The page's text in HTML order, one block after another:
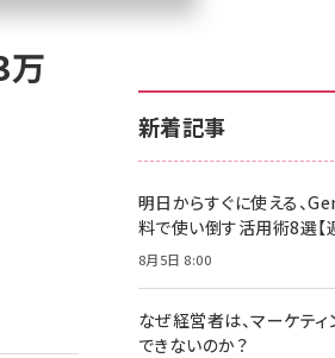
z世
meo
万
新着記事
明日からすぐに使える
料で使い倒す活用術8選【
8月5日 8:00
なぜ経営者は、マーケテ
できないのか？